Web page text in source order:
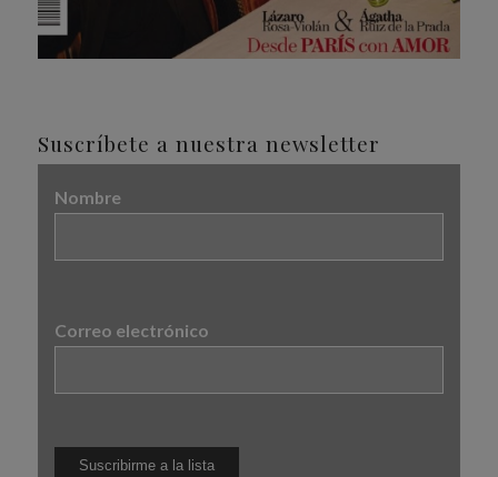
Suscríbete a nuestra newsletter
Nombre
Correo electrónico